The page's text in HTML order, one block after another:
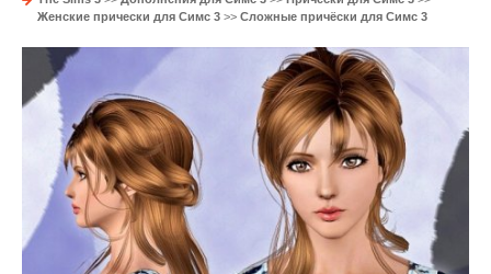
Женские прически для Симс 3 >> Сложные причёски для Симс 3